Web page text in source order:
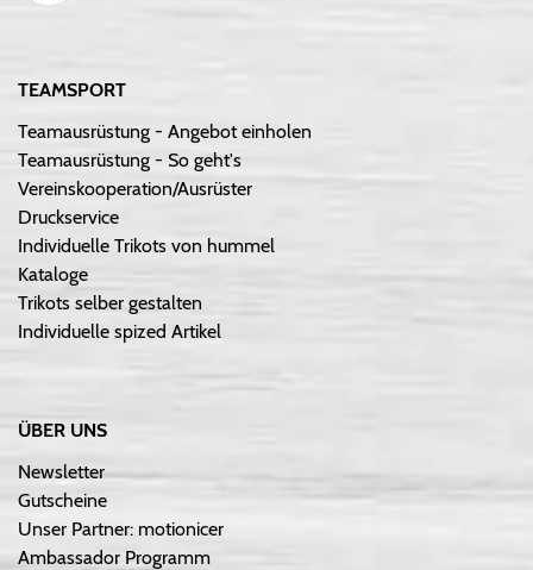
TEAMSPORT
Teamausrüstung - Angebot einholen
Teamausrüstung - So geht's
Vereinskooperation/Ausrüster
Druckservice
Individuelle Trikots von hummel
Kataloge
Trikots selber gestalten
Individuelle spized Artikel
ÜBER UNS
Newsletter
Gutscheine
Unser Partner: motionicer
Ambassador Programm